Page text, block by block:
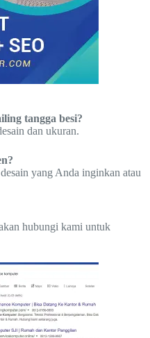
tangga besi?
dan ukuran.
yang Anda inginkan atau
hubungi kami untuk